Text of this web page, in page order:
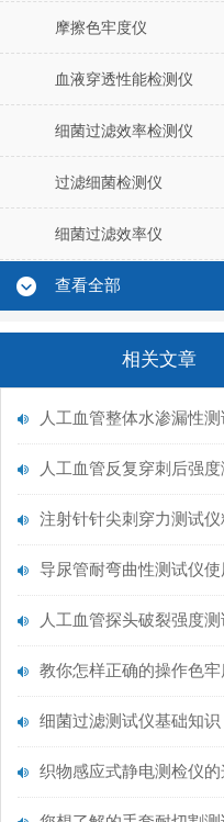
摩擦色牢度仪
血液穿透性能检测仪
细菌过滤效率检测仪
过滤细菌检测仪
细菌过滤效率仪
查看全部
相关文章